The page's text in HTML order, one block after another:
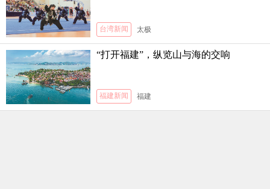
台湾新闻 太极
“打开福建”，纵览山与海的交响
福建新闻 福建